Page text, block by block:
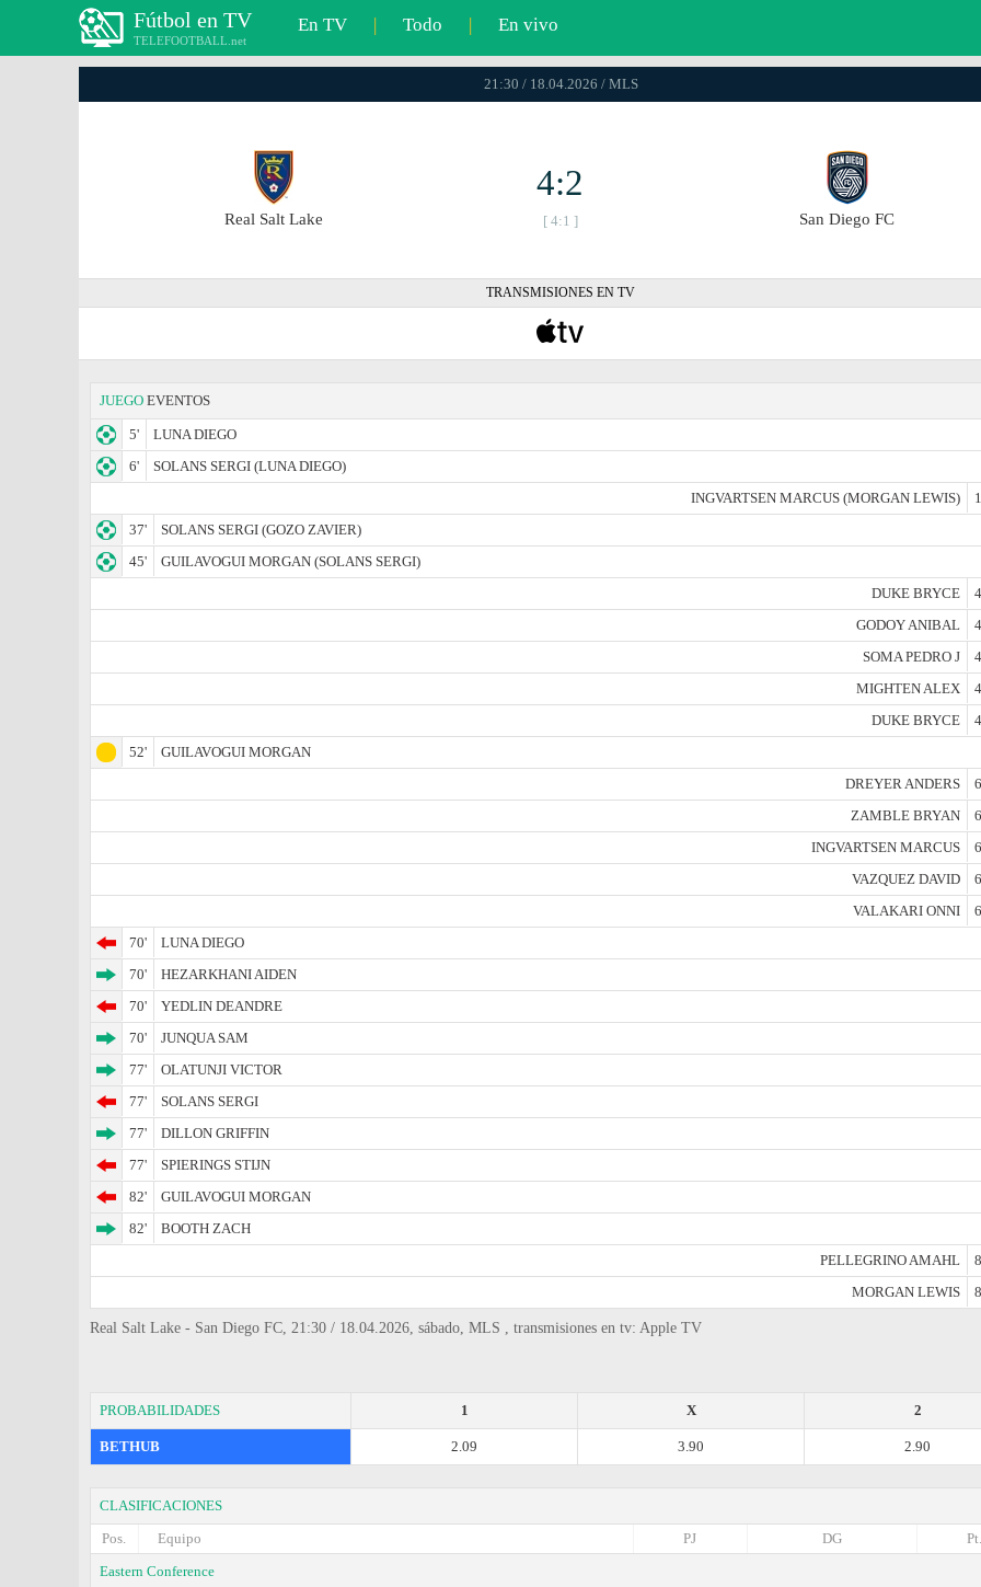
Fútbol en TV
TELEFOOTBALL.net
En TV | Todo | En vivo
21:30 / 18.04.2026 / MLS
Real Salt Lake
4:2
[ 4:1 ] San Diego FC
TRANSMISIONES EN TV
JUEGO EVENTOS
5'
LUNA DIEGO
6'
SOLANS SERGI (LUNA DIEGO)
INGVARTSEN MARCUS (MORGAN LEWIS)
37'
SOLANS SERGI (GOZO ZAVIER)
45'
GUILAVOGUI MORGAN (SOLANS SERGI)
DUKE BRYCE
GODOY ANIBAL
SOMA PEDRO J
MIGHTEN ALEX
DUKE BRYCE
52'
GUILAVOGUI MORGAN
DREYER ANDERS
ZAMBLE BRYAN
INGVARTSEN MARCUS
VAZQUEZ DAVID
VALAKARI ONNI
70'
LUNA DIEGO
70'
HEZARKHANI AIDEN
70'
YEDLIN DEANDRE
70'
JUNQUA SAM
77'
OLATUNJI VICTOR
77'
SOLANS SERGI
77'
DILLON GRIFFIN
77'
SPIERINGS STIJN
82'
GUILAVOGUI MORGAN
82'
BOOTH ZACH
PELLEGRINO AMAHL
MORGAN LEWIS
Real Salt Lake - San Diego FC, 21:30 / 18.04.2026, sábado, MLS , transmisiones en tv: Apple TV
PROBABILIDADES 2
X
1
BETHUB 2.90
3.90
2.09
CLASIFICACIONES
Pos.
Equipo Pt.
DG
PJ
Eastern Conference